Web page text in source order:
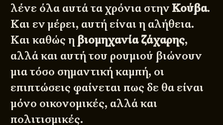
λένε όλα αυτά τα χρόνια στην Κούβα.
Και εν μέρει, αυτή είναι η αλήθεια.
Και καθώς η βιομηχανία ζάχαρης,
αλλά και αυτή του ρουμιού βιώνουν
μια τόσο σημαντική καμπή, οι
επιπτώσεις φαίνεται πως δε θα είναι
μόνο οικονομικές, αλλά και
πολιτισμικές.